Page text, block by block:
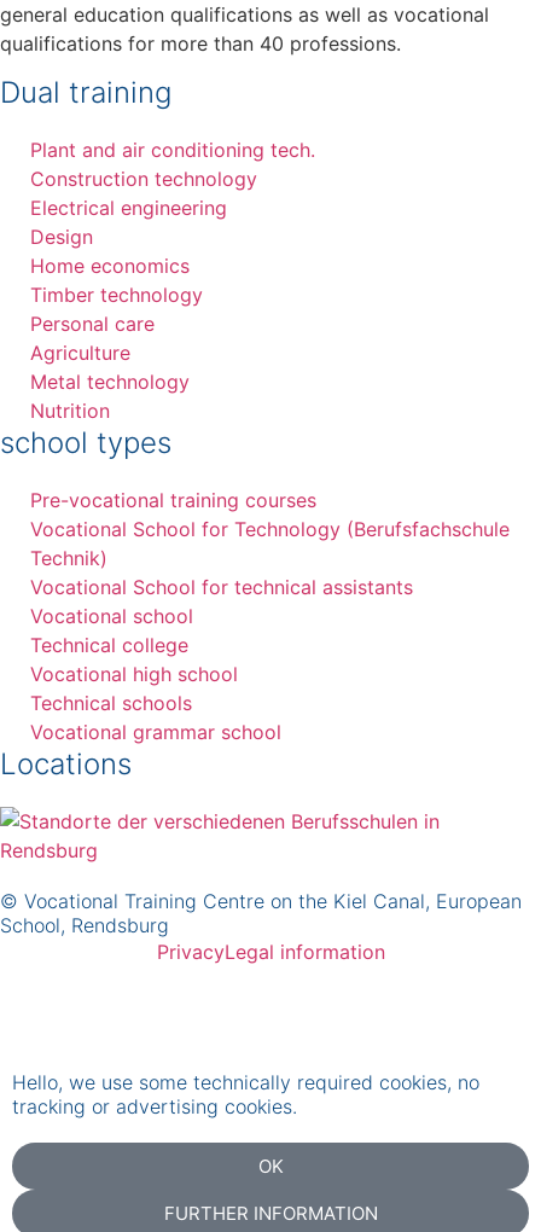
general education qualifications as well as vocational
qualifications for more than 40 professions.
Dual training
Plant and air conditioning tech.
Construction technology
Electrical engineering
Design
Home economics
Timber technology
Personal care
Agriculture
Metal technology
Nutrition
school types
Pre-vocational training courses
Vocational School for Technology (Berufsfachschule
Technik)
Vocational School for technical assistants
Vocational school
Technical college
Vocational high school
Technical schools
Vocational grammar school
Locations
© Vocational Training Centre on the Kiel Canal, European
School, Rendsburg
PrivacyLegal information
Hello, we use some technically required cookies, no
tracking or advertising cookies.
OK
FURTHER INFORMATION